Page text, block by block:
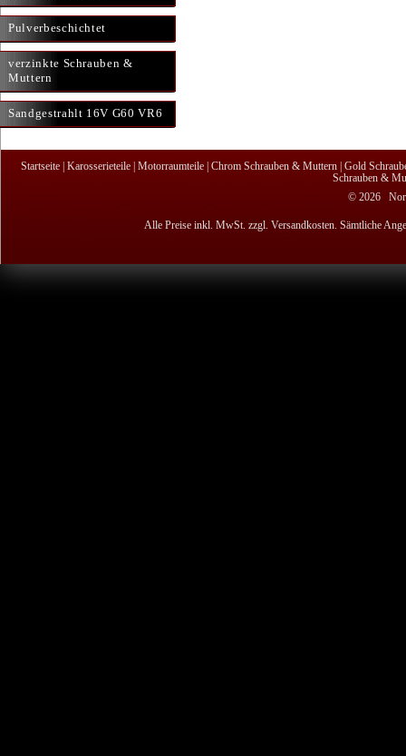
Pulverbeschichtet
verzinkte Schrauben &
Muttern
Sandgestrahlt 16V G60 VR6
Startseite| Karosserieteile| Motorraumteile| Chrom Schrauben & Muttern| Gold
Schrauben &
© 2026
Alle Preise inkl. MwSt. zzgl. Versandkosten. Sämtliche